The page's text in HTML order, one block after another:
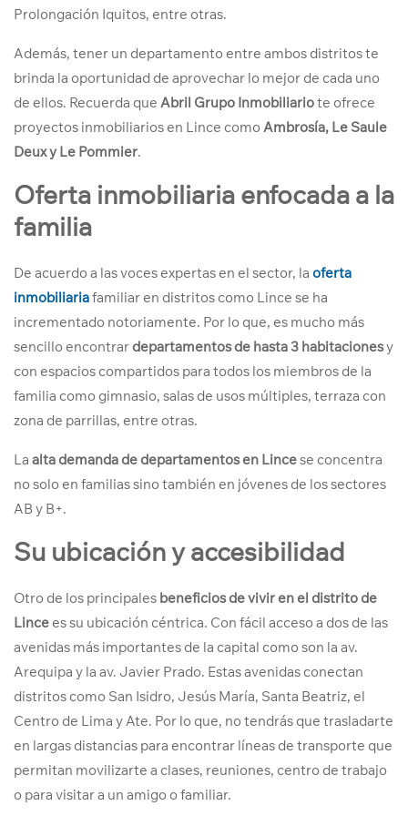
Prolongación Iquitos, entre otras.
Además, tener un departamento entre ambos distritos te
brinda la oportunidad de aprovechar lo mejor de cada uno
de ellos. Recuerda que Abril Grupo Inmobiliariote ofrece
proyectos inmobiliarios en Lince como Ambrosía, Le Saule
Deux y Le Pommier.
Oferta inmobiliaria enfocada a la
familia
De acuerdo a las voces expertas en el sector, la oferta
inmobiliariafamiliar en distritos como Lince se ha
incrementado notoriamente. Por lo que, es mucho más
sencillo encontrardepartamentos de hasta 3 habitacionesy
con espacios compartidos para todos los miembros de la
familia como gimnasio, salas de usos múltiples, terraza con
zona de parrillas, entre otras.
La alta demanda de departamentos en Lincese concentra
no solo en familias sino también en jóvenes de los sectores
AB y B+.
Su ubicación y accesibilidad
Otro de los principales beneficios de vivir en el distrito de
Lince es su ubicación céntrica. Con fácil acceso a dos de las
avenidas más importantes de la capital como son la av.
Arequipa y la av. Javier Prado. Estas avenidas conectan
distritos como San Isidro, Jesús María, Santa Beatriz, el
Centro de Lima y Ate. Por lo que, no tendrás que trasladarte
en largas distancias para encontrar líneas de transporte que
permitan movilizarte a clases, reuniones, centro de trabajo
o para visitar a un amigo o familiar.